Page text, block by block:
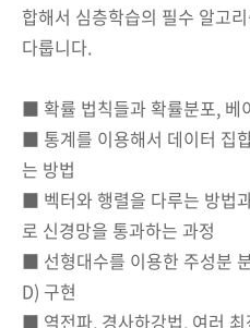
합해서 심층학습의 필수 알고
다룹니다.
■ 확률 법칙들과 확률분포, 베
■ 통계를 이용해서 데이터 집
는 방법
■ 벡터와 행렬을 다루는 방법
로 신경망을 통과하는 과정
■ 선형대수를 이용한 주성분
D) 구현
■ 역전파, 경사하강법, 여러